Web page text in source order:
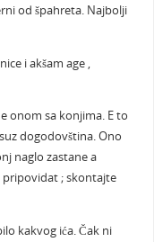
od špahreta. Najbolji
i akšam age ,
onom sa konjima. E to
dogodovština. Ono
naglo zastane a
pripovidat ; skontajte
kakvog ića. Čak ni